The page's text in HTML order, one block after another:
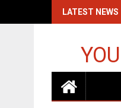
LATEST NEWS